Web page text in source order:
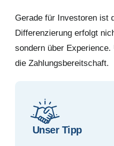
Gerade für Investoren ist
Differenzierung erfolgt
sondern über
die Zahlungsbereitschaft.
Unser Tipp